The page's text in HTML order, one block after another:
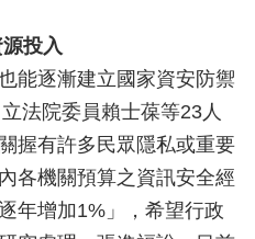
投入
能逐漸建立國家資安防禦
法院委員賴士葆等23人
握有許多民眾隱私或重要
各機關預算之資訊安全經
年增加1%」，希望行政